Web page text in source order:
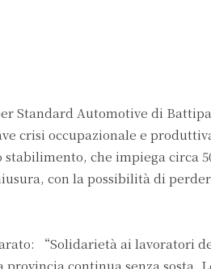
Standard Automotive di
crisi occupazionale e
che impiega circa
con la possibilità di
“Solidarietà ai lavoratori
continua senza sosta.